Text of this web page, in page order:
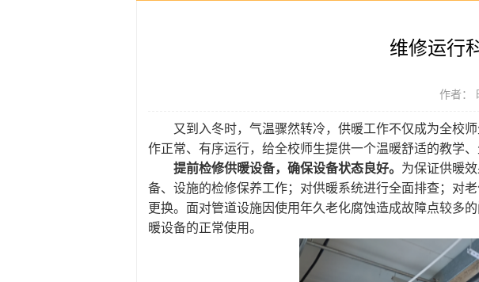
维修运行
作者：
又到入冬时，气温骤然转冷，供暖工作不仅成为全校
作正常、有序运行，给全校师生提供一个温暖舒适的教学
提前检修供暖设备，确保设备状态良好。 为保证供暖
备、设施的检修保养工作；对供暖系统进行全面排查；对
更换。面对管道设施因使用年久老化腐蚀造成故障点较多
暖设备的正常使用。